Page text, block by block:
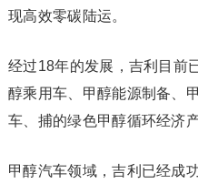
现高效零碳陆运。
经过18年的发展，吉利目前
醇乘用车、甲醇能源制备、
车、捕的绿色甲醇循环经济产
甲醇汽车领域，吉利已经成